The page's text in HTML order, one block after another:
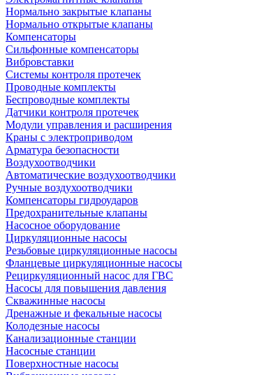
Нормально закрытые клапаны
Нормально открытые клапаны
Компенсаторы
Сильфонные компенсаторы
Вибровставки
Системы контроля протечек
Проводные комплекты
Беспроводные комплекты
Датчики контроля протечек
Модули управления и расширения
Краны с электроприводом
Арматура безопасности
Воздухоотводчики
Автоматические воздухоотводчики
Ручные воздухоотводчики
Компенсаторы гидроударов
Предохранительные клапаны
Насосное оборудование
Циркуляционные насосы
Резьбовые циркуляционные насосы
Фланцевые циркуляционные насосы
Рециркуляционный насос для ГВС
Насосы для повышения давления
Скважинные насосы
Дренажные и фекальные насосы
Колодезные насосы
Канализационные станции
Насосные станции
Поверхностные насосы